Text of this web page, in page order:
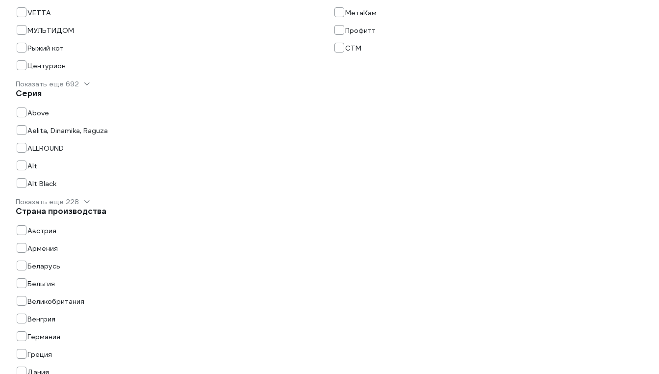
VETTA
МетаКам
МУЛЬТИДОМ
Профитт
Рыжий кот
СТМ
Центурион
Показать еще 692
Серия
Above
Aelita, Dinamika, Raguza
ALLROUND
Alt
Alt Black
Показать еще 228
Страна производства
Австрия
Армения
Беларусь
Бельгия
Великобритания
Венгрия
Германия
Греция
Дания